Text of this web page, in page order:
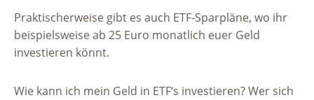
Praktischerweise gibt es auch ETF-Sparpläne, wo ihr
beispielsweise ab 25 Euro monatlich euer Geld
investieren könnt.
Wie kann ich mein Geld in ETF‘s investieren? Wer sich